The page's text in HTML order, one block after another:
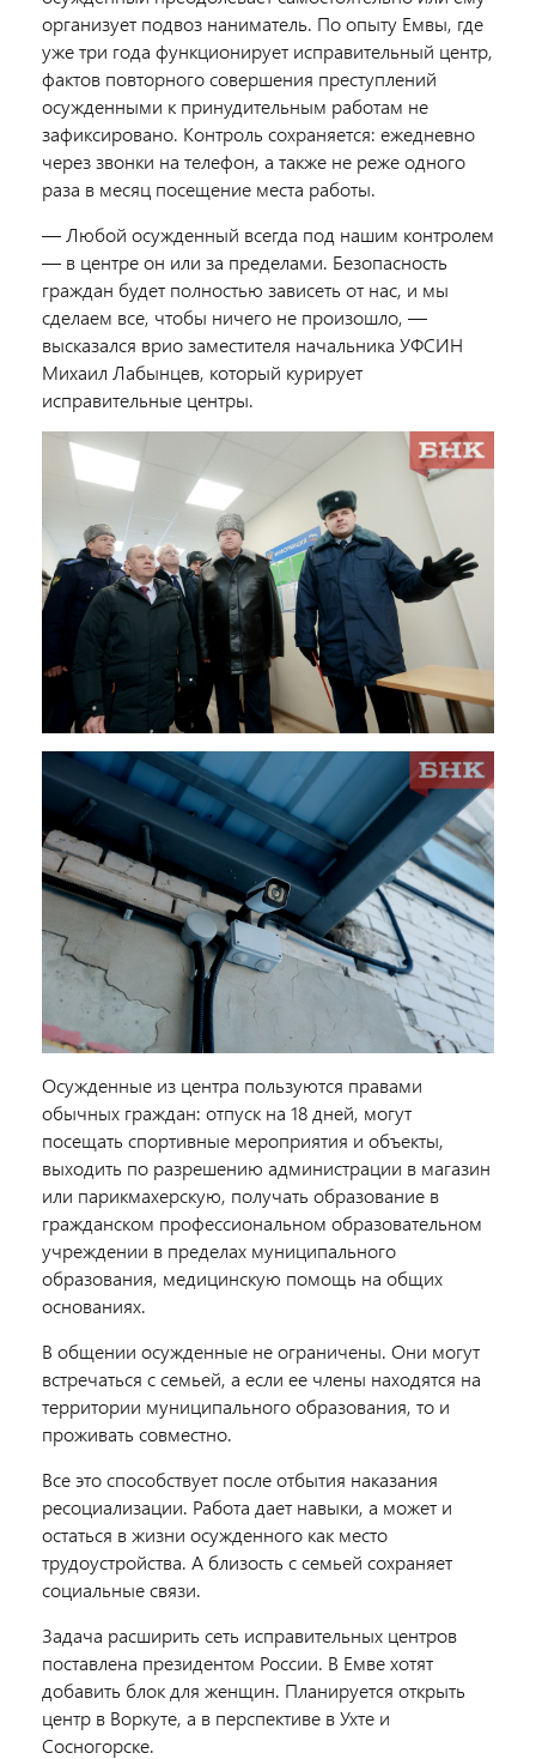
организует подвоз наниматель. По опыту Емвы, где
уже три года функционирует исправительный центр,
фактов повторного совершения преступлений
осужденными к принудительным работам не
зафиксировано. Контроль сохраняется: ежедневно
через звонки на телефон, а также не реже одного
раза в месяц посещение места работы.
— Любой осужденный всегда под нашим контролем
— в центре он или за пределами. Безопасность
граждан будет полностью зависеть от нас, и мы
сделаем все, чтобы ничего не произошло, —
высказался врио заместителя начальника УФСИН
Михаил Лабынцев, который курирует
исправительные центры.
Осужденные из центра пользуются правами
обычных граждан: отпуск на 18 дней, могут
посещать спортивные мероприятия и объекты,
выходить по разрешению администрации в магазин
или парикмахерскую, получать образование в
гражданском профессиональном образовательном
учреждении в пределах муниципального
образования, медицинскую помощь на общих
основаниях.
В общении осужденные не ограничены. Они могут
встречаться с семьей, а если ее члены находятся на
территории муниципального образования, то и
проживать совместно.
Все это способствует после отбытия наказания
ресоциализации. Работа дает навыки, а может и
остаться в жизни осужденного как место
трудоустройства. А близость с семьей сохраняет
социальные связи.
Задача расширить сеть исправительных центров
поставлена президентом России. В Емве хотят
добавить блок для женщин. Планируется открыть
центр в Воркуте, а в перспективе в Ухте и
Сосногорске.